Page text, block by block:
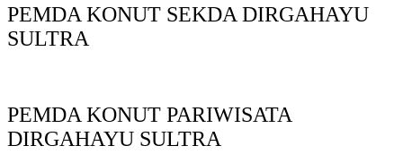
PEMDA KONUT SEKDA DIRGAHAYU
SULTRA
PEMDA KONUT PARIWISATA
DIRGAHAYU SULTRA